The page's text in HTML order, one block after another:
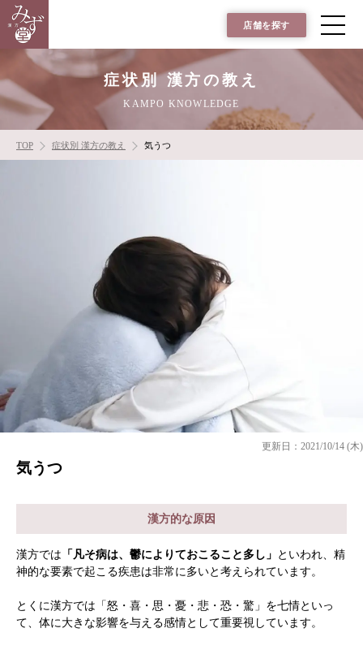
店舗を探す
症状別 漢方の教え
KAMPO KNOWLEDGE
TOP 症状別 漢方の教え 気うつ
更新日：2021/10/14 (木)
気うつ
漢方的な原因
漢方では 「凡そ病は、鬱によりておこること多し」 といわれ、精
神的な要素で起こる疾患は非常に多いと考えられています。
とくに漢方では「怒・喜・思・憂・悲・恐・驚」を七情といっ
て、体に大きな影響を与える感情として重要視しています。